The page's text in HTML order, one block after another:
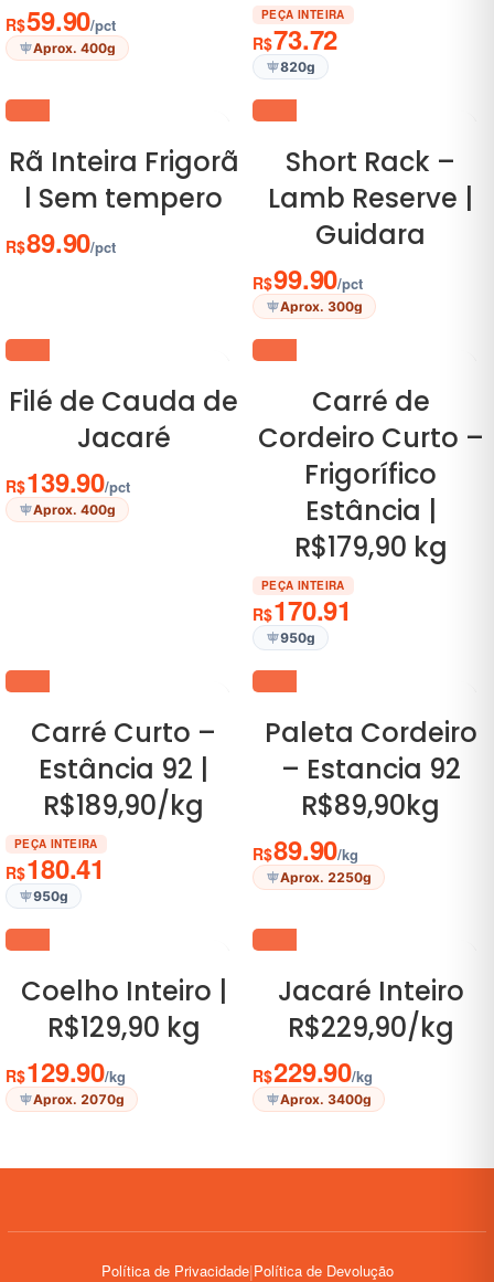
R$59.90/pct
Aprox. 400g
PEÇA INTEIRA
R$73.72
820g
Rã Inteira Frigorã
l Sem tempero
R$89.90/pct
Short Rack –
Lamb Reserve |
Guidara
R$99.90/pct
Aprox. 300g
Filé de Cauda de
Jacaré
R$139.90/pct
Aprox. 400g
Carré de
Cordeiro Curto –
Frigorífico
Estância |
R$179,90 kg
PEÇA INTEIRA
R$170.91
950g
Carré Curto –
Estância 92 |
R$189,90/kg
PEÇA INTEIRA
R$180.41
950g
Paleta Cordeiro
– Estancia 92
R$89,90kg
R$89.90/kg
Aprox. 2250g
Coelho Inteiro |
R$129,90 kg
R$129.90/kg
Aprox. 2070g
Jacaré Inteiro
R$229,90/kg
R$229.90/kg
Aprox. 3400g
Política de Privacidade|Política de Devolução